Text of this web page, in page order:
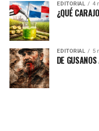
EDITORIAL 4
¿QUÉ
EDITORIAL 5
DE